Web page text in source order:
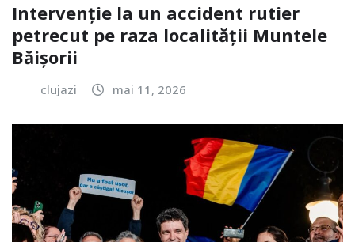
Intervenție la un accident rutier
petrecut pe raza localității Muntele
Băișorii
clujazi mai 11, 2026